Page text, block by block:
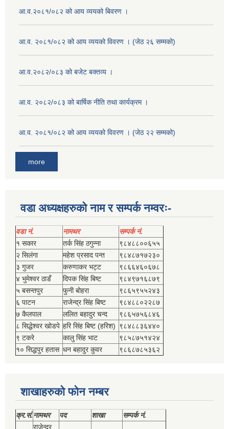
आ.व.२०८१/०८२ को आय व्ययको बिवरण ।
आ.व. २०८१/०८२ को आय व्ययको विवरण । (जेठ २६ सम्मको)
आ.व.२०८२/०८३ को बजेट बक्तव्य ।
आ.व. २०८२/०८३ को बार्षिक नीति तथा कार्यक्रम ।
आ.व. २०८१/०८२ को आय व्ययको विवरण । (जेठ २२ सम्मको)
more
वडा अध्यक्षहरुको नाम र सम्पर्क नम्वरः-
वडा नं. नामथर
सम्पर्क नं.
१ सकार
तर्क सिंह ठगुन्‍ना
९८४८८००६५५
२ सिलंगा
महेश प्रसाद पन्त
९८४८७१७२३०
३ गुजर
करुणाकर भट्ट
९८६६४६०६७८
४ भुमेश्‍वर ठाडँ
दिपक सिंह बिष्‍ट
९८४९७१६८७९
५ बसन्तपुर
फुनी बोहरा
९८६५९५५२४३
६ पाटन
राजेन्द्र सिंह बिष्‍ट
९८४८८०२२८७
७ कैलपाल
ललित बहादुर चन्द
९८६५७५६८४६
८ सिद्धेश्‍वर खोडपे हरि सिंह बिष्‍ट (हरिश) ९८४८८३६४४०
९ टकरे
कालु सिंह भाट
९८५८७५१४२४
१० सिद्धपुर हतास धन बहादुर कुवर ९८६८७८५३६२
शाखाहरुको फोन नम्बर
क्र.सं.नामथर पद शाखा
सम्‍पर्क नं.
राजेन्द्र